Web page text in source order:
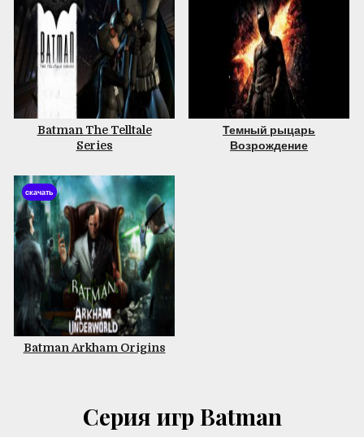
Batman The Telltale
Series
Темный рыцарь
Возрождение
скачать
Batman Arkham Origins
Серия игр Batman